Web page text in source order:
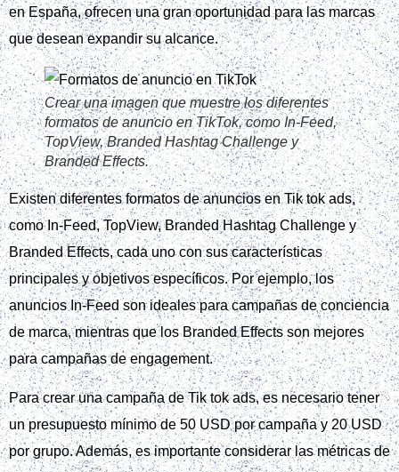
A realistic digital marketing scene with a young
professional sitting at a modern desk, using a
laptop while a smartphone on the desk displays
the TikTok logo. Around them are colorful charts
and graphs showing ad performance metrics,
with a subtle background of an office
environment and soft lighting, emphasizing
creativity and data-driven strategy.
Crear una campaña de Tik tok ads de calidad no es cuestión
de suerte, sino de estrategia basada en datos y prácticas.
En este artículo, respaldado por fuentes oficiales y casos
reales de España, te mostramos cómo diseñar y ejecutar
anuncios que generen resultados medibles, ya sea que
trabajes con una agencia de marketing.
Primero, domina los fundamentos de Tik Tok Ads: conoce la